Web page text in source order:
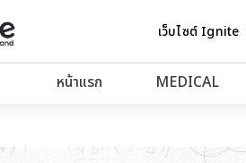
เว็บไซต์ Ignite
หน้าแรก MEDICAL